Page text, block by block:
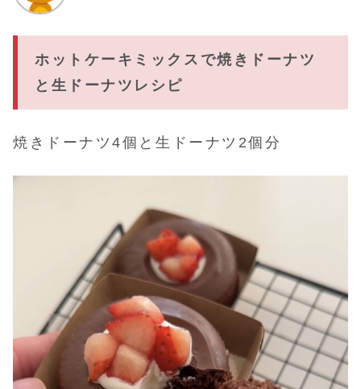
ホットケーキミックスで焼きドーナツ
と生ドーナツ レシピ
焼きドーナツ4個と生ドーナツ2個分